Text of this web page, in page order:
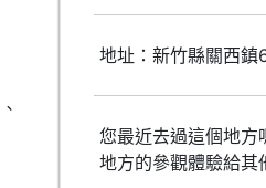
、
地址：新竹縣關西鎮
您最近去過這個地方
地方的參觀體驗給其